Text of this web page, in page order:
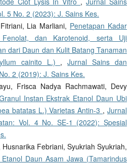
5 No. 2 (2023): J. Sains Kes.
Lia Marliani, Penetapan Kadar
dan Karotenoid, serta Uji
dari Daun dan Kulit Batang Tanaman
cainito L.) ,Jurnal Sains dan
2 (2019): J. Sains Kes.
Frisca Nadya Rachmawati, Devy
Instan Ekstrak Etanol Daun Ubi
batatas L.) Varietas Antin-3 ,Jurnal
Vol. 4 No. SE-1 (2022): Spesial
Febriani, Syukriah Syukriah,
Daun Asam Jawa (Tamarindus